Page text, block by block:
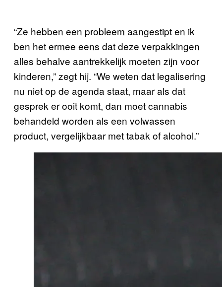
“Ze hebben een probleem aangestipt en ik
ben het ermee eens dat deze verpakkingen
alles behalve aantrekkelijk moeten zijn voor
kinderen,” zegt hij. “We weten dat legalisering
nu niet op de agenda staat, maar als dat
gesprek er ooit komt, dan moet cannabis
behandeld worden als een volwassen
product, vergelijkbaar met tabak of alcohol.”